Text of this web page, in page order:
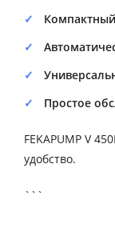
Простое
FEKAPUMP V
удобство.
```